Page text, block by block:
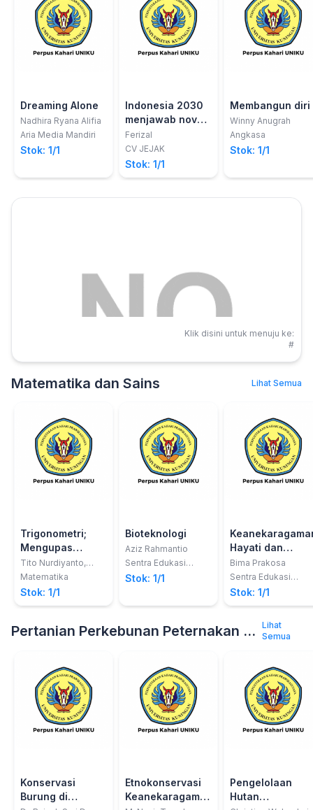
Dreaming Alone
Nadhira Ryana Alifia
Aria Media Mandiri
Stok: 1/1
Indonesia 2030
menjawab novel
ghost fleet
Ferizal
CV JEJAK
Stok: 1/1
Membangun diri
Winny Anugrah
Angkasa
Stok: 1/1
Klik disini untuk menuju ke:
#
Matematika dan Sains Lihat Semua
Trigonometri;
Mengupas
Konsep Dasar
dan
Pembelajarannya
Tito Nurdiyanto,
S.Pd.
Matematika
Stok: 1/1
Bioteknologi
Aziz Rahmantio
Sentra Edukasi
Media
Stok: 1/1
Hayati dan
Klasifikasi
Makhluk Hidup
Bima Prakosa
Sentra Edukasi
Media
Stok: 1/1
Pertanian Perkebunan Peternakan dan Kelautan
Lihat
Semua
Konservasi
Burung di
Etnokonservasi
Keanekaragaman
Pengelolaan
Hutan